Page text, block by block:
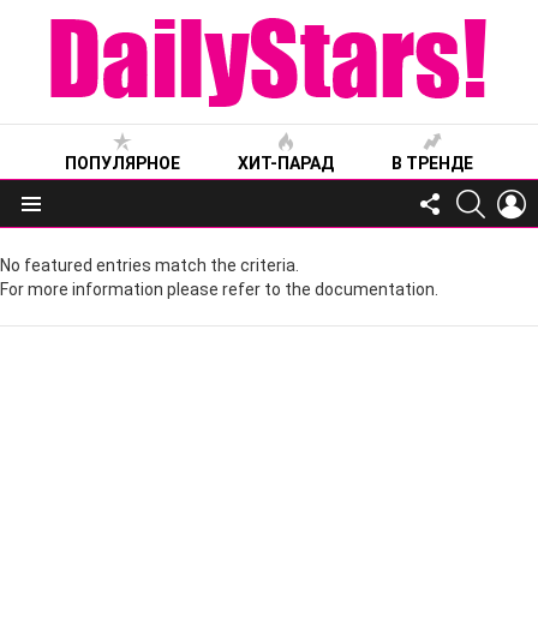
ПОПУЛЯРНОЕ ХИТ-ПАРАД В ТРЕНДЕ
Меню
FOLLOW
US
No featured entries match the criteria.
For more information please refer to the documentation.